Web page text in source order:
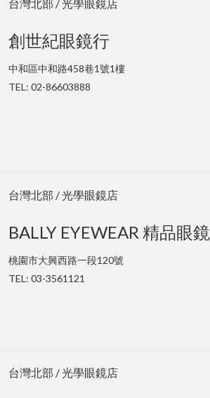
台灣北部 / 光學眼鏡店
創世紀眼鏡行
中和區中和路458巷1號1樓
TEL: 02-86603888
台灣北部 / 光學眼鏡店
BALLY EYEWEAR 精品眼鏡
桃園市大興西路一段120號
TEL: 03-3561121
台灣北部 / 光學眼鏡店